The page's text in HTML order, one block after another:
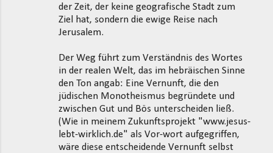
der Zeit, der keine geografische Stadt zum
Ziel hat, sondern die ewige Reise nach
Jerusalem.
Der Weg führt zum Verständnis des Wortes
in der realen Welt, das im hebräischen Sinne
den Ton angab: Eine Vernunft, die den
jüdischen Monotheismus begründete und
zwischen Gut und Bös unterscheiden ließ.
(Wie in meinem Zukunftsprojekt "www.jesus-
lebt-wirklich.de" als Vor-wort aufgegriffen,
wäre diese entscheidende Vernunft selbst